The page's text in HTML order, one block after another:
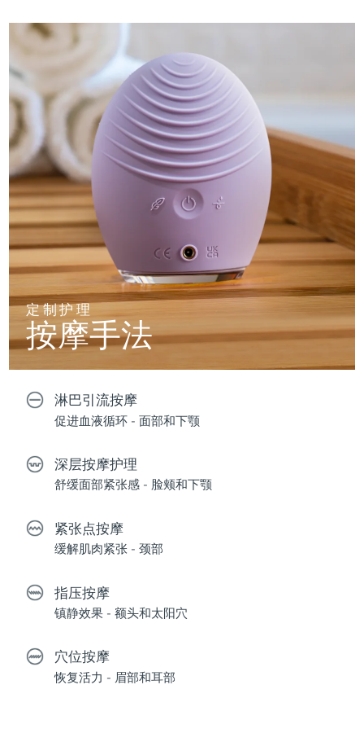
定制护理
按摩手法
淋巴引流按摩
促进血液循环 - 面部和下颚
深层按摩护理
舒缓面部紧张感 - 脸颊和下颚
紧张点按摩
缓解肌肉紧张 - 颈部
指压按摩
镇静效果 - 额头和太阳穴
穴位按摩
恢复活力 - 眉部和耳部